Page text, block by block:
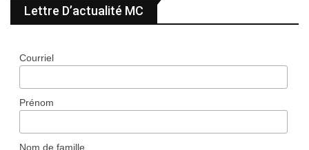
Lettre D’actualité MC
Courriel
Prénom
Nom de famille